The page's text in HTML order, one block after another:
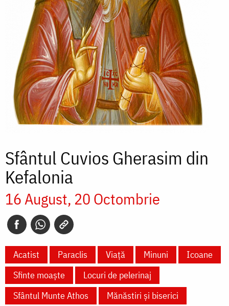
Sfântul Cuvios Gherasim din
Kefalonia
16 August 20 Octombrie
Acatist Paraclis Viață Minuni
Icoane
Sfinte moaște
Locuri de pelerinaj
Sfântul Munte Athos
Mănăstiri și biserici